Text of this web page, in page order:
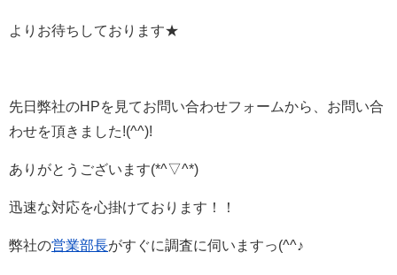
よりお待ちしております★
先日弊社のHPを見てお問い合わせフォームから、お問い合
わせを頂きました!(^^)!
ありがとうございます(*^▽^*)
迅速な対応を心掛けております！！
弊社の営業部長がすぐに調査に伺いますっ(^^♪